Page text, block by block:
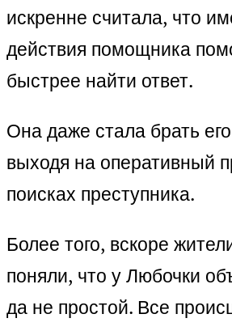
искренне считала, что
действия помощника
быстрее найти ответ.
Она даже стала брать
выходя на оперативный
поисках преступника.
Более того, вскоре
поняли, что у Любочки
да не простой. Все